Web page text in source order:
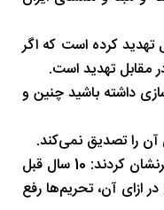
تهدید کرده است که اگر
مقابل تهدید است.
داشته باشید چنین و
آن را تصدیق نمی‌کند.
رهبر انقلاب، وعده امتیازدهی طرف مقابل در صورت پذیرش درخواست‌هایش را دروغ خواندند و با اشاره به تجربه برجام خاطرنشان کردند: 10 سال قبل
ازای آن، تحریم‌ها رفع